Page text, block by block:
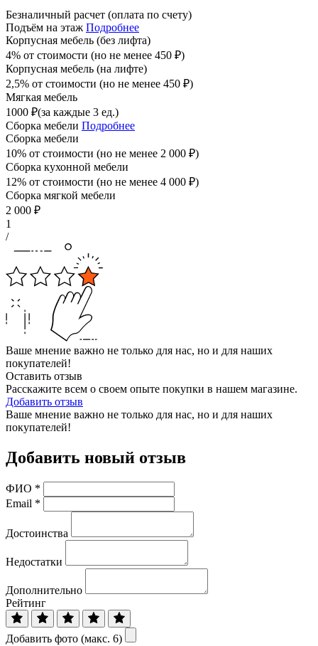
Безналичный расчет (оплата по счету)
Подъём на этаж Подробнее
Корпусная мебель (без лифта)
4% от стоимости (но не менее 450 ₽)
Корпусная мебель (на лифте)
2,5% от стоимости (но не менее 450 ₽)
Мягкая мебель
1000 ₽(за каждые 3 ед.)
Сборка мебели Подробнее
Сборка мебели
10% от стоимости (но не менее 2 000 ₽)
Сборка кухонной мебели
12% от стоимости (но не менее 4 000 ₽)
Сборка мягкой мебели
2 000 ₽
1
/
Ваше мнение важно не только для нас, но и для наших
покупателей!
Оставить отзыв
Расскажите всем о своем опыте покупки в нашем магазине.
Добавить отзыв
Ваше мнение важно не только для нас, но и для наших
покупателей!
Добавить новый отзыв
ФИО *
Email *
Достоинства
Недостатки
Дополнительно
Рейтинг
Добавить фото (макс. 6)